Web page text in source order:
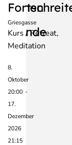
Griesgasse
Kurs / Retreat
Meditation
8.
Oktober
20:00 -
17.
Dezember
2026
21:15